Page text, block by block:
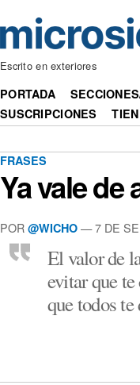
Escrito en exteriores
PORTADA
SUSCRIPCIONES
FRASES
Ya vale de
POR @WICHO — 7 DE
El valor de
evitar que
que todos